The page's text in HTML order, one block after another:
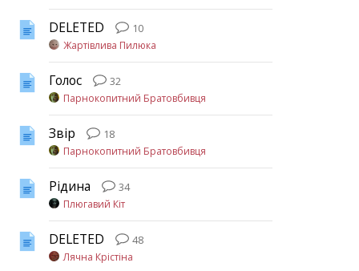
DELETED
10
Жартівлива Пилюка
Голос
32
Парнокопитний Братовбивця
Звір
18
Парнокопитний Братовбивця
Рідина
34
Плюгавий Кіт
DELETED
48
Лячна Крістіна